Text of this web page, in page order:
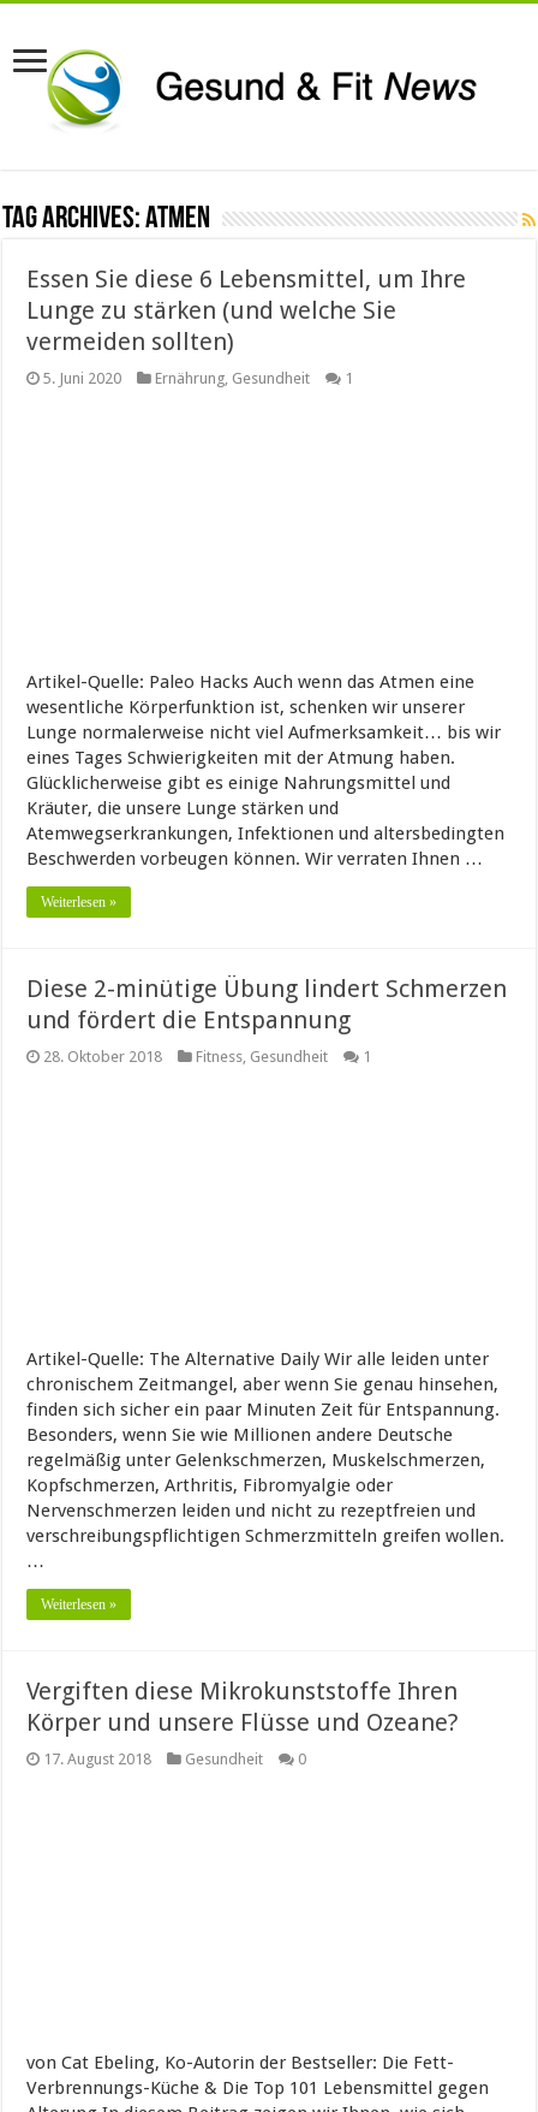
Tag Archives:atmen
Essen Sie diese 6 Lebensmittel, um Ihre
Lunge zu stärken (und welche Sie
vermeiden sollten)
5. Juni 2020 Ernährung Gesundheit 1
Artikel-Quelle: Paleo Hacks Auch wenn das Atmen eine
wesentliche Körperfunktion ist, schenken wir unserer
Lunge normalerweise nicht viel Aufmerksamkeit… bis wir
eines Tages Schwierigkeiten mit der Atmung haben.
Glücklicherweise gibt es einige Nahrungsmittel und
Kräuter, die unsere Lunge stärken und
Atemwegserkrankungen, Infektionen und altersbedingten
Beschwerden vorbeugen können. Wir verraten Ihnen …
Weiterlesen »
Diese 2-minütige Übung lindert Schmerzen
und fördert die Entspannung
28. Oktober 2018 Fitness Gesundheit 1
Artikel-Quelle: The Alternative Daily Wir alle leiden unter
chronischem Zeitmangel, aber wenn Sie genau hinsehen,
finden sich sicher ein paar Minuten Zeit für Entspannung.
Besonders, wenn Sie wie Millionen andere Deutsche
regelmäßig unter Gelenkschmerzen, Muskelschmerzen,
Kopfschmerzen, Arthritis, Fibromyalgie oder
Nervenschmerzen leiden und nicht zu rezeptfreien und
verschreibungspflichtigen Schmerzmitteln greifen wollen.
…
Weiterlesen »
Vergiften diese Mikrokunststoffe Ihren
Körper und unsere Flüsse und Ozeane?
17. August 2018 Gesundheit 0
von Cat Ebeling, Ko-Autorin der Bestseller: Die Fett-
Verbrennungs-Küche & Die Top 101 Lebensmittel gegen